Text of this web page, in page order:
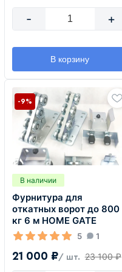
- +
В корзину
В наличии
Фурнитура для
откатных ворот до 800
кг 6 м HOME GATE
5 1
21 000 ₽/ шт. 23 100 ₽
-9%